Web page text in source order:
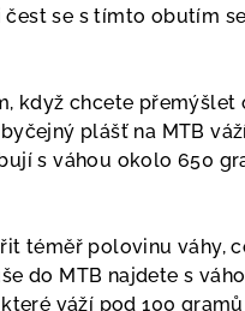
se s tímto obutím
chcete přemýšlet
plášť na MTB
s váhou okolo 650
téměř polovinu váhy,
do MTB najdete s
váží pod 100